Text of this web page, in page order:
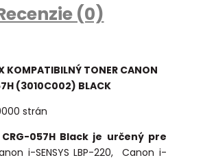
(0)
KOMPATIBILNÝ TONER CANON
(3010C002) BLACK
strán
057H Black je určený pre
i-SENSYS LBP-220,
Canon i-